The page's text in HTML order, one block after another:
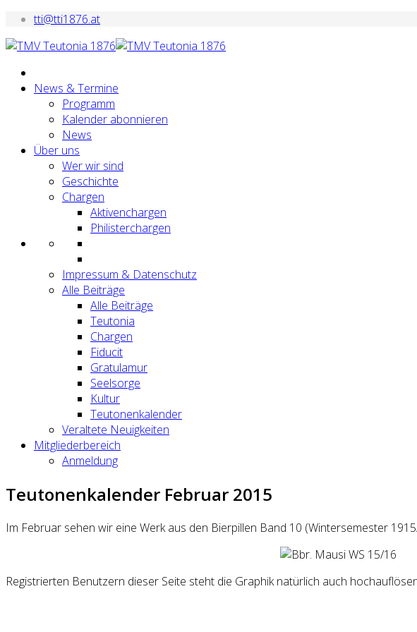
tti@tti1876.at
News & Termine
Programm
Kalender abonnieren
News
Über uns
Wer wir sind
Geschichte
Chargen
Aktivenchargen
Philisterchargen
Impressum & Datenschutz
Alle Beiträge
Alle Beiträge
Teutonia
Chargen
Fiducit
Gratulamur
Seelsorge
Kultur
Teutonenkalender
Veraltete Neuigkeiten
Mitgliederbereich
Anmeldung
Teutonenkalender Februar 2015
Im Februar sehen wir eine Werk aus den Bierpillen Band 10 (Wintersemester
Registrierten Benutzern dieser Seite steht die Graphik natürlich auch